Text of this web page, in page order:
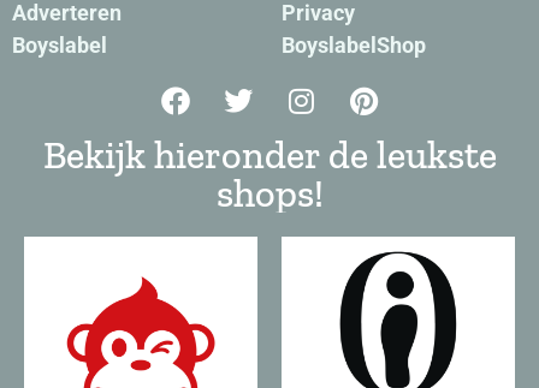
Adverteren
Boyslabel
Privacy
BoyslabelShop
Bekijk hieronder de leukste
shops!